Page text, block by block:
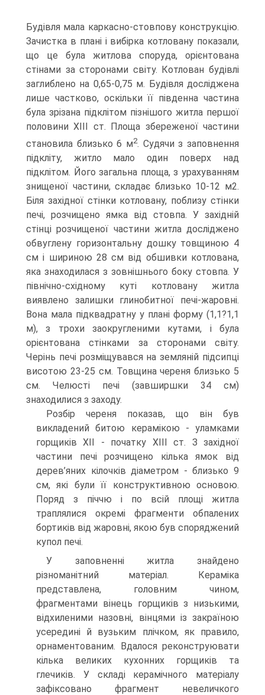
Будівля мала каркасно-стовпову конструкцію.
Зачистка в плані і вибірка котловану показали,
що це була житлова споруда, орієнтована
стінами за сторонами світу. Котлован будівлі
заглиблено на 0,65-0,75 м. Будівля досліджена
лише частково, оскільки її південна частина
була зрізана підклітом пізнішого житла першої
половини ХІІІ ст. Площа збереженої частини
становила близько 6 м2. Судячи з заповнення
підкліту, житло мало один поверх над
підклітом. Його загальна площа, з урахуванням
знищеної частини, складає близько 10-12 м2.
Біля західної стінки котловану, поблизу стінки
печі, розчищено ямка від стовпа. У західній
стінці розчищеної частини житла досліджено
обвуглену горизонтальну дошку товщиною 4
см і шириною 28 см від обшивки котлована,
яка знаходилася з зовнішнього боку стовпа. У
північно-східному куті котловану житла
виявлено залишки глинобитної печі-жаровні.
Вона мала підквадратну у плані форму (1,1?1,1
м), з трохи заокругленими кутами, і була
орієнтована стінками за сторонами світу.
Черінь печі розміщувався на земляній підсипці
висотою 23-25 см. Товщина череня близько 5
см. Челюсті печі (завширшки 34 см)
знаходилися з заходу.
Розбір череня показав, що він був
викладений битою керамікою - уламками
горщиків ХІІ - початку ХІІІ ст. З західної
частини печі розчищено кілька ямок від
дерев’яних кілочків діаметром - близько 9
см, які були її конструктивною основою.
Поряд з піччю і по всій площі житла
траплялися окремі фрагменти обпалених
бортиків від жаровні, якою був споряджений
купол печі.
У заповненні житла знайдено
різноманітний матеріал. Кераміка
представлена, головним чином,
фрагментами вінець горщиків з низькими,
відхиленими назовні, вінцями із закраїною
усередині й вузьким плічком, як правило,
орнаментованим. Вдалося реконструювати
кілька великих кухонних горщиків та
глечиків. У складі керамічного матеріалу
зафіксовано фрагмент невеличкого